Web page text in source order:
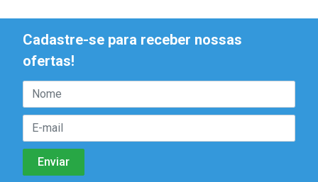
Cadastre-se para receber nossas
ofertas!